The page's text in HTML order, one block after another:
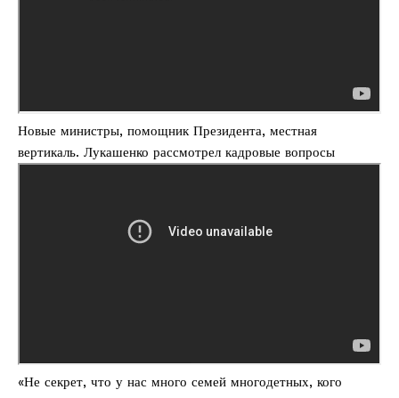
Новые министры, помощник Президента, местная
вертикаль. Лукашенко рассмотрел кадровые вопросы
«Не секрет, что у нас много семей многодетных, кого